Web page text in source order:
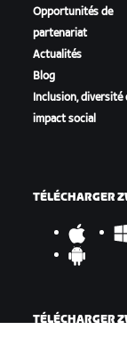
Opportunités de
partenariat
Actualités
Blog
Inclusion, diversité
impact social
TÉLÉCHARGER
TÉLÉCHARGER